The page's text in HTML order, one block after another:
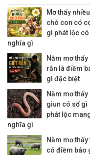
quan đầy đủ.
Mơ thấy nhiều
chó con có
gì phát lộc có
nghĩa gì
Nằm mơ
rắn là điềm
gì đặc biệt
Nằm mơ thấy
giun có số gì
phát lộc
nghĩa gì
Nằm mơ thấy
có điềm báo